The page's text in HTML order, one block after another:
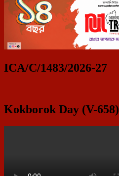
ICA/C/1483/2026-27
Kokborok Day (V-658)